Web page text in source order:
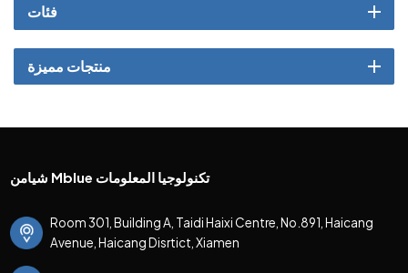
فئات
منتجات مميزة
شيامن Mblue تكنولوجيا المعلومات
Room 301, Building A, Taidi Haixi Centre, No.891, Haicang
Avenue, Haicang Disrtict, Xiamen